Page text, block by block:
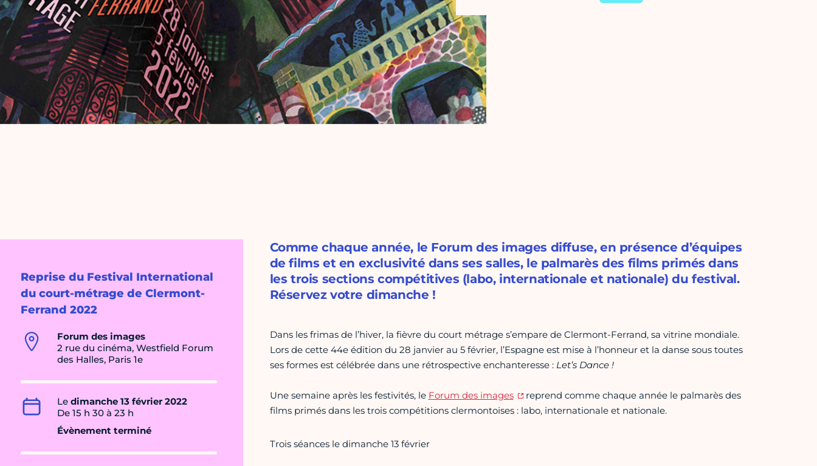
Reprise du Festival International
du court-métrage de Clermont-
Ferrand 2022
Forum des images
2 rue du cinéma, Westfield Forum
des Halles, Paris 1e
Le dimanche 13 février 2022
De 15 h 30 à 23 h
Évènement terminé
Comme chaque année, le Forum des images diffuse, en présence d’équipes
de films et en exclusivité dans ses salles, le palmarès des films primés dans
les trois sections compétitives (labo, internationale et nationale) du festival.
Réservez votre dimanche !
Dans les frimas de l’hiver, la fièvre du court métrage s’empare de Clermont-Ferrand, sa vitrine mondiale.
Lors de cette 44e édition du 28 janvier au 5 février, l’Espagne est mise à l’honneur et la danse sous toutes
ses formes est célébrée dans une rétrospective enchanteresse : Let’s Dance !
Une semaine après les festivités, le Forum des images
reprend comme chaque année le palmarès des
films primés dans les trois compétitions clermontoises : labo, internationale et nationale.
Trois séances le dimanche 13 février